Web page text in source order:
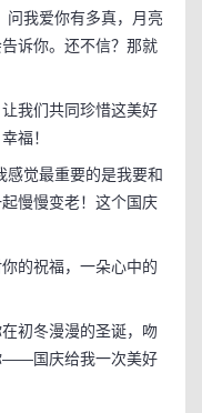
我爱你有多真，月亮
诉你。还不信？那就
我们共同珍惜这美好
福！
觉最重要的是我要和
慢慢变老！这个国庆
的祝福，一朵心中的
初冬漫漫的圣诞，吻
——国庆给我一次美好